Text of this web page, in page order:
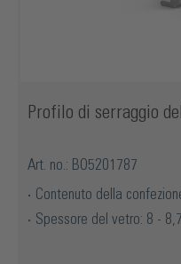
Profilo di serraggio
Art. no.: BO5201787
Contenuto della
Spessore del vetro: 8 -